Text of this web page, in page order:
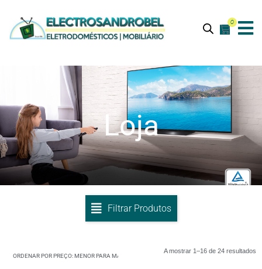
0
Loja
Filtrar Produtos
A mostrar 1–16 de 24 resultados